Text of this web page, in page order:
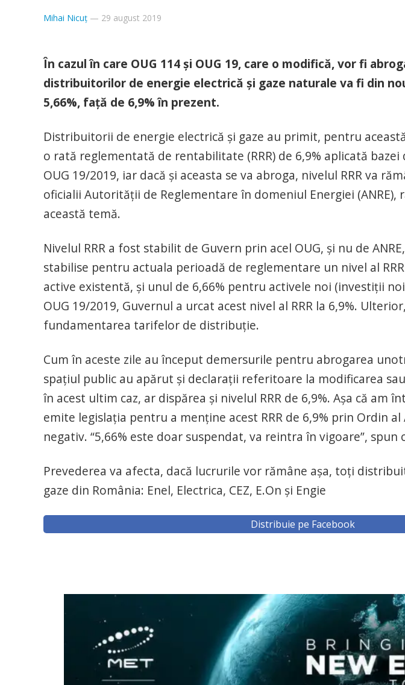
Mihai Nicuț — 29 august 2019
În cazul în care OUG 114 și OUG 19, care o modifică, vor fi
distribuitorilor de energie electrică și gaze naturale va fi din
5,66%, față de 6,9% în prezent.
Distribuitorii de energie electrică și gaze au primit, pentru
o rată reglementată de rentabilitate (RRR) de 6,9% aplicată
OUG 19/2019, iar dacă și aceasta se va abroga, nivelul RRR va
oficialii Autorității de Reglementare în domeniul Energiei
această temă.
Nivelul RRR a fost stabilit de Guvern prin acel OUG, și nu de
stabilise pentru actuala perioadă de reglementare un nivel al
active existentă, și unul de 6,66% pentru activele noi (investiții
OUG 19/2019, Guvernul a urcat acest nivel al RRR la 6,9%.
fundamentarea tarifelor de distribuție.
Cum în aceste zile au început demersurile pentru abrogarea
spațiul public au apărut și declarații referitoare la modificarea
în acest ultim caz, ar dispărea și nivelul RRR de 6,9%. Așa că am
emite legislația pentru a menține acest RRR de 6,9% prin Ordin
negativ. “5,66% este doar suspendat, va reintra în vigoare”, spun
Prevederea va afecta, dacă lucrurile vor rămâne așa, toți
gaze din România: Enel, Electrica, CEZ, E.On și Engie
Distribuie pe Facebook